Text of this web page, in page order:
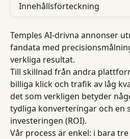
Innehållsförteckning
Temples AI-drivna annonser
fandata med
verkliga resultat.
Till skillnad från andra
billiga klick och trafik av låg
det som verkligen betyder
tydliga konverteringar och en
investeringen (ROI).
Vår process är enkel: i bara